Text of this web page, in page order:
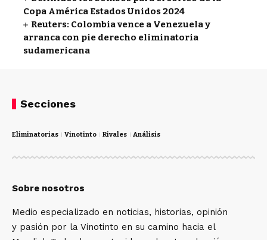
Copa América Estados Unidos 2024
Reuters: Colombia vence a Venezuela y
arranca con pie derecho eliminatoria
sudamericana
Secciones
Eliminatorias Vinotinto Rivales Análisis
Sobre nosotros
Medio especializado en noticias, historias, opinión
y pasión por la Vinotinto en su camino hacia el